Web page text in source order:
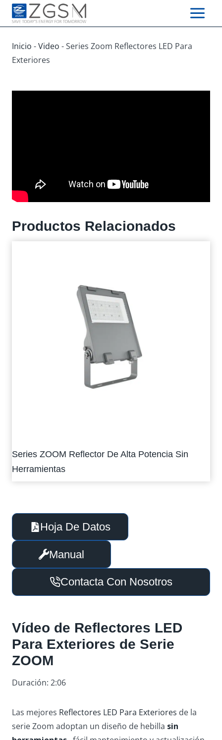
Skip
Inicio -Video -Series Zoom Reflectores LED Para
Exteriores
Productos Relacionados
Series ZOOM Reflector De Alta Potencia Sin
Herramientas
Hoja De Datos
Manual
Contacta Con Nosotros
Vídeo de Reflectores LED
Para Exteriores de Serie
ZOOM
Duración: 2:06
Las mejores Reflectores LED Para Exteriores de la
serie Zoom adoptan un diseño de hebilla sin